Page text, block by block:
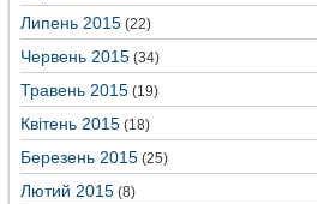
Липень 2015 (22)
Червень 2015 (34)
Травень 2015 (19)
Квітень 2015 (18)
Березень 2015 (25)
Лютий 2015 (8)